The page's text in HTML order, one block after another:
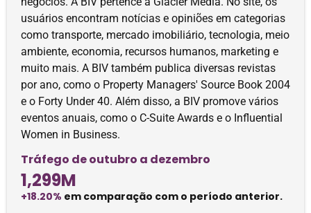
usuários encontram notícias e opiniões em categorias
como transporte, mercado imobiliário, tecnologia, meio
ambiente, economia, recursos humanos, marketing e
muito mais. A BIV também publica diversas revistas
por ano, como o Property Managers' Source Book 2004
e o Forty Under 40. Além disso, a BIV promove vários
eventos anuais, como o C-Suite Awards e o Influential
Women in Business.
Tráfego de outubro a dezembro
1,299M
+18.20% em comparação com o período anterior.